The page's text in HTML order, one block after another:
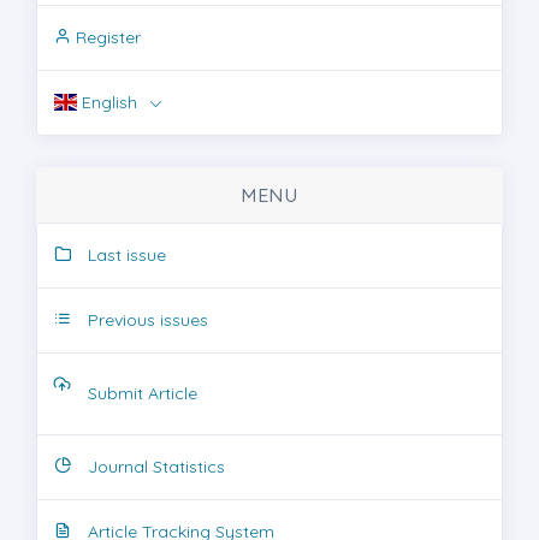
Register
English
MENU
Last issue
Previous issues
Submit Article
Journal Statistics
Article Tracking System